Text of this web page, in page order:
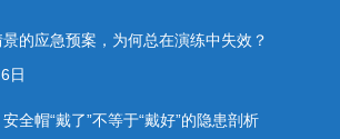
的应急预案，为何总在演练中失效？
日
全帽“戴了”不等于“戴好”的隐患剖析